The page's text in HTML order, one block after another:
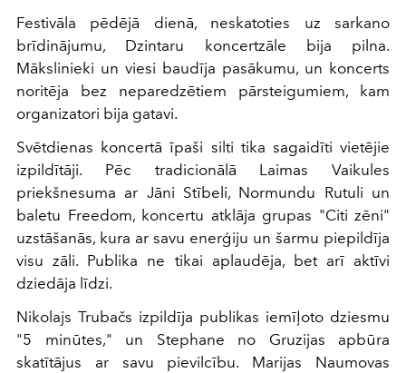
Festivāla pēdējā dienā, neskatoties uz sarkano
brīdinājumu, Dzintaru koncertzāle bija pilna.
Mākslinieki un viesi baudīja pasākumu, un koncerts
noritēja bez neparedzētiem pārsteigumiem, kam
organizatori bija gatavi.
Svētdienas koncertā īpaši silti tika sagaidīti vietējie
izpildītāji. Pēc tradicionālā Laimas Vaikules
priekšnesuma ar Jāni Stībeli, Normundu Rutuli un
baletu Freedom, koncertu atklāja grupas "Citi zēni"
uzstāšanās, kura ar savu enerģiju un šarmu piepildīja
visu zāli. Publika ne tikai aplaudēja, bet arī aktīvi
dziedāja līdzi.
Nikolajs Trubačs izpildīja publikas iemīļoto dziesmu
"5 minūtes," un Stephane no Gruzijas apbūra
skatītājus ar savu pievilcību. Marijas Naumovas